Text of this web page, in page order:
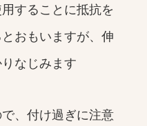
することに抵抗を
おもいますが、伸
なじみます
、付け過ぎに注意